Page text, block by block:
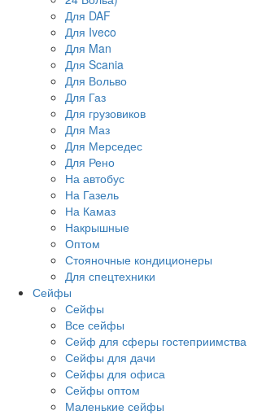
Для DAF
Для Iveco
Для Man
Для Scania
Для Вольво
Для Газ
Для грузовиков
Для Маз
Для Мерседес
Для Рено
На автобус
На Газель
На Камаз
Накрышные
Оптом
Стояночные кондиционеры
Для спецтехники
Сейфы
Сейфы
Все сейфы
Сейф для сферы гостеприимства
Сейфы для дачи
Сейфы для офиса
Сейфы оптом
Маленькие сейфы